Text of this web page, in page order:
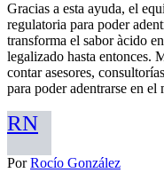
Gracias a esta ayuda, el
regulatoria para poder
transforma el sabor àcido
legalizado hasta entonces.
contar asesores,
para poder adentrarse en el
RN
PorRocío González